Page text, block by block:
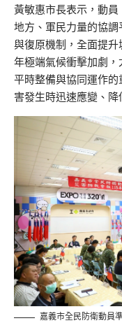
黃敏惠市長表示， 動員
地方、軍民力量的協調
與復原機制，全面提升
年極端氣候衝擊加劇
平時整備與協同運作
害發生時迅速應變、降
嘉義市全民防衛動員